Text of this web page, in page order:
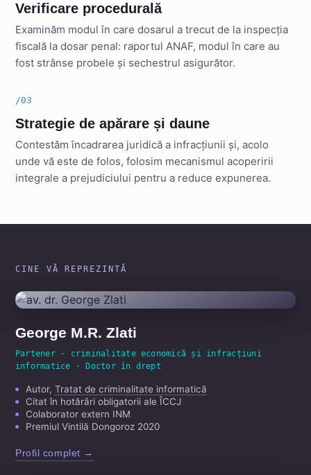
Verificare procedurală
Examinăm modul în care dosarul a trecut de la inspecția
fiscală la dosar penal: raportul ANAF, modul în care au
fost strânse probele și sechestrul asigurător.
/03
Strategie de apărare și daune
Contestăm încadrarea juridică a infracțiunii și, acolo
unde vă este de folos, folosim mecanismul acoperirii
integrale a prejudiciului pentru a reduce expunerea.
CINE VĂ REPREZINTĂ
George M.R. Zlati
Partener · criminalitate economică și infracțiuni
informatice · Doctor în drept
Autor, Tratat de criminalitate informatică
Citat în hotărâri obligatorii ale ÎCCJ
Colaborator extern INM
Premiul Vintilă Dongoroz 2020
Profil complet →